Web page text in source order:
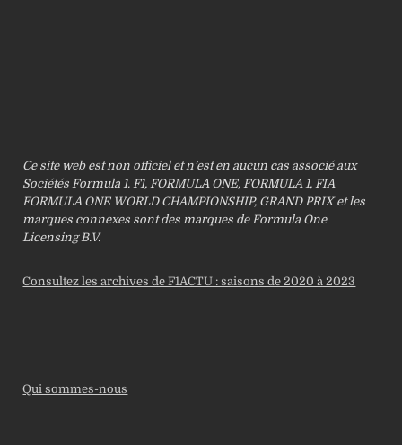
Ce site web est non officiel et n’est en aucun cas associé aux
Sociétés Formula 1. F1, FORMULA ONE, FORMULA 1, FIA
FORMULA ONE WORLD CHAMPIONSHIP, GRAND PRIX et les
marques connexes sont des marques de Formula One
Licensing B.V.
Consultez les archives de F1ACTU : saisons de 2020 à 2023
Qui sommes-nous